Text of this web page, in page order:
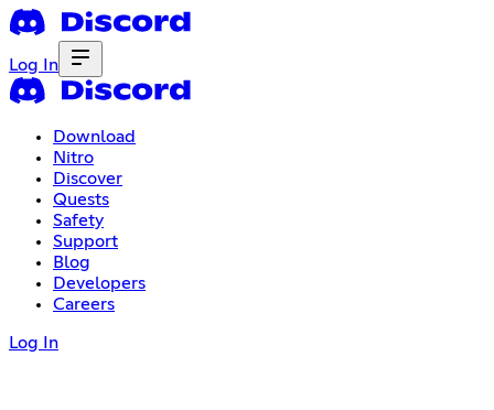
Log In
Download
Nitro
Discover
Quests
Safety
Support
Blog
Developers
Careers
Log In